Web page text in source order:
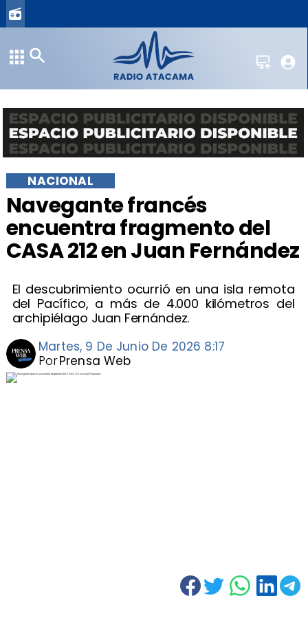
Navegante francés
encuentra fragmento del
CASA 212 en Juan Fernández
El descubrimiento ocurrió en una isla remota
del Pacífico, a más de 4.000 kilómetros del
archipiélago Juan Fernández.
NACIONAL
Martes, 9 De Junio De 2026 8:17
Prensa Web
Por